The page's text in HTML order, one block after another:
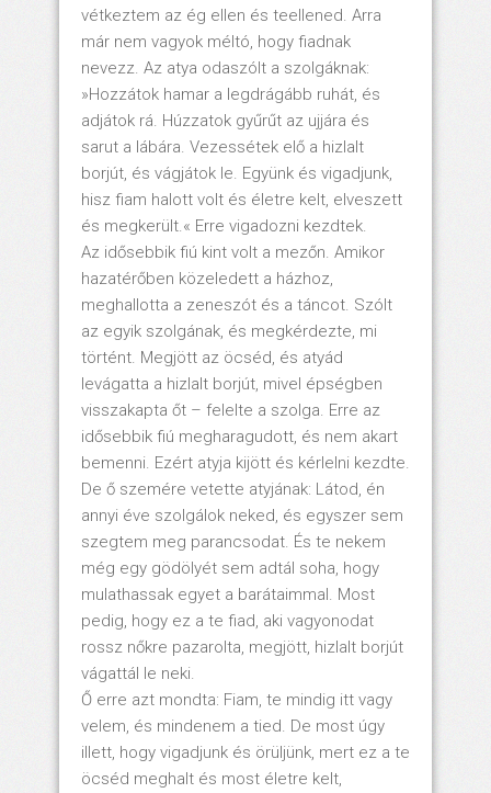
vétkeztem az ég ellen és teellened. Arra
már nem vagyok méltó, hogy fiadnak
nevezz. Az atya odaszólt a szolgáknak:
»Hozzátok hamar a legdrágább ruhát, és
adjátok rá. Húzzatok gyűrűt az ujjára és
sarut a lábára. Vezessétek elő a hizlalt
borjút, és vágjátok le. Együnk és vigadjunk,
hisz fiam halott volt és életre kelt, elveszett
és megkerült.« Erre vigadozni kezdtek.
Az idősebbik fiú kint volt a mezőn. Amikor
hazatérőben közeledett a házhoz,
meghallotta a zeneszót és a táncot. Szólt
az egyik szolgának, és megkérdezte, mi
történt. Megjött az öcséd, és atyád
levágatta a hizlalt borjút, mivel épségben
visszakapta őt – felelte a szolga. Erre az
idősebbik fiú megharagudott, és nem akart
bemenni. Ezért atyja kijött és kérlelni kezdte.
De ő szemére vetette atyjának: Látod, én
annyi éve szolgálok neked, és egyszer sem
szegtem meg parancsodat. És te nekem
még egy gödölyét sem adtál soha, hogy
mulathassak egyet a barátaimmal. Most
pedig, hogy ez a te fiad, aki vagyonodat
rossz nőkre pazarolta, megjött, hizlalt borjút
vágattál le neki.
Ő erre azt mondta: Fiam, te mindig itt vagy
velem, és mindenem a tied. De most úgy
illett, hogy vigadjunk és örüljünk, mert ez a te
öcséd meghalt és most életre kelt,